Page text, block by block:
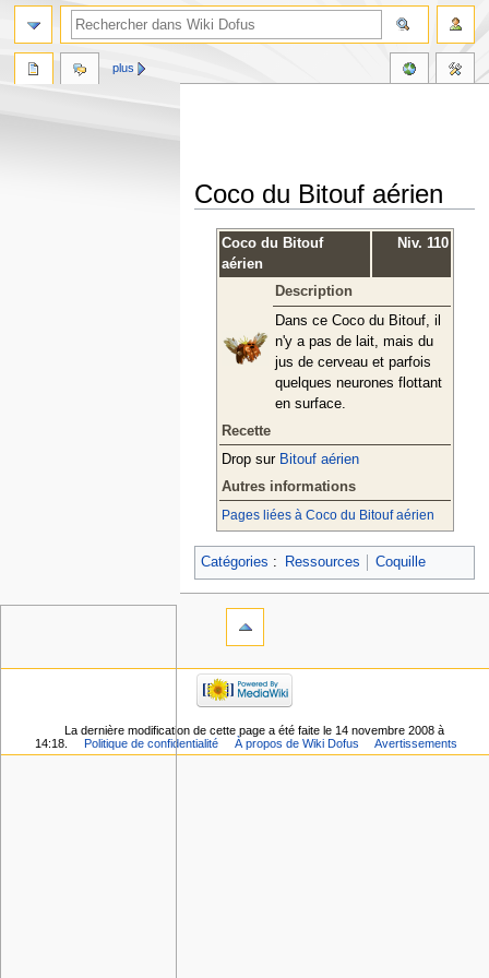
Coco du Bitouf aérien
Coco du Bitouf
aérien
Niv. 110
Description
Dans ce Coco du Bitouf, il
n'y a pas de lait, mais du
jus de cerveau et parfois
quelques neurones flottant
en surface.
Recette
Drop sur Bitouf aérien
Autres informations
Pages liées à Coco du Bitouf aérien
Catégories : Ressources Coquille
plus
La dernière modification de cette page a été faite le 14 novembre 2008 à
14:18.
Politique de confidentialité À propos de Wiki Dofus Avertissements